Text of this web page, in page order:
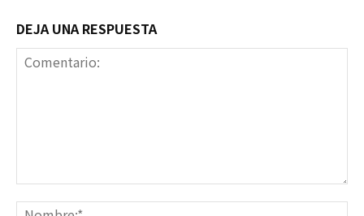
DEJA UNA RESPUESTA